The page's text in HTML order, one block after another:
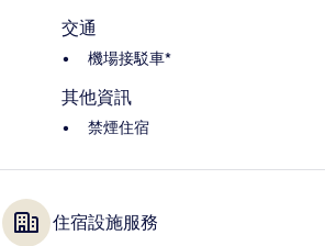
交通
機場接駁車*
其他資訊
禁煙住宿
住宿設施服務